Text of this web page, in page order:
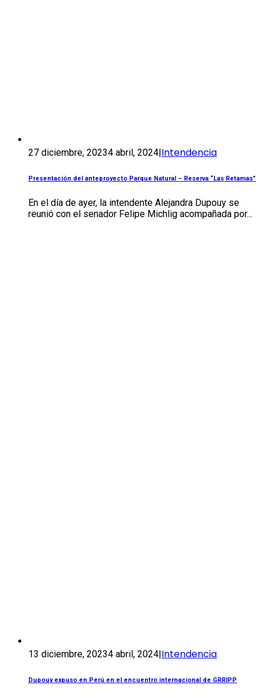
27 diciembre, 20234 abril, 2024 Intendencia
Presentación del anteproyecto Parque Natural – Reserva “Las Retamas”
En el día de ayer, la intendente Alejandra Dupouy se
reunió con el senador Felipe Michlig acompañada por...
13 diciembre, 20234 abril, 2024 Intendencia
Dupouy expuso en Perú en el encuentro internacional de GRRIPP